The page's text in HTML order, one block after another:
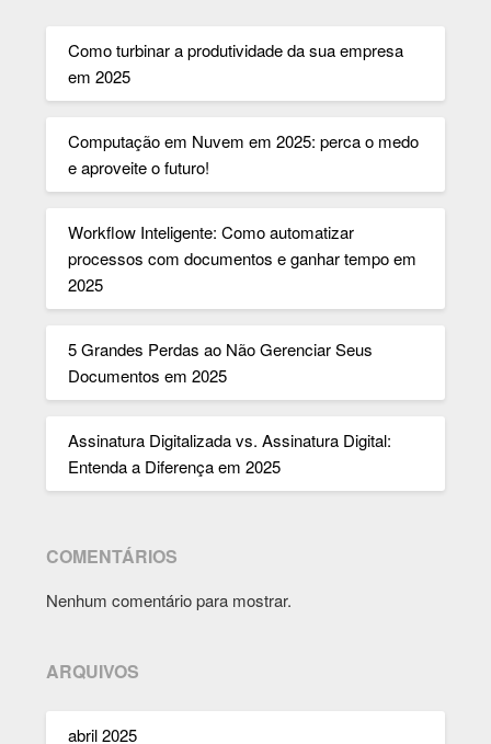
Como turbinar a produtividade da sua empresa
em 2025
Computação em Nuvem em 2025: perca o medo
e aproveite o futuro!
Workflow Inteligente: Como automatizar
processos com documentos e ganhar tempo em
2025
5 Grandes Perdas ao Não Gerenciar Seus
Documentos em 2025
Assinatura Digitalizada vs. Assinatura Digital:
Entenda a Diferença em 2025
COMENTÁRIOS
Nenhum comentário para mostrar.
ARQUIVOS
abril 2025